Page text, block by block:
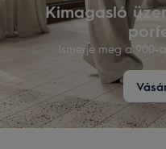
Kimagasló
Ismerje meg a 900-